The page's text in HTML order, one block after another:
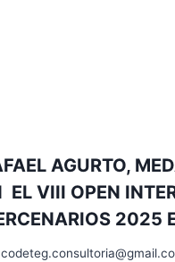
AGURTO,
EL VIII OPEN
2025